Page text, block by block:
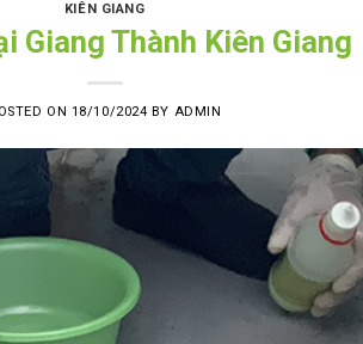
KIÊN GIANG
Giang Thành Kiên Giang
ON 18/10/2024 BY ADMIN